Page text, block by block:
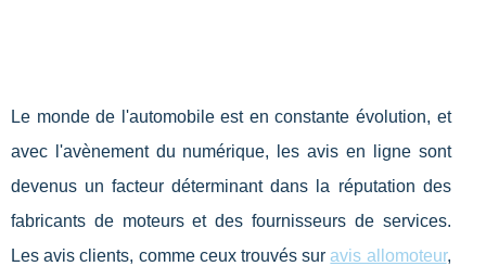
Le monde de l'automobile est en constante évolution, et
avec l'avènement du numérique, les avis en ligne sont
devenus un facteur déterminant dans la réputation des
fabricants de moteurs et des fournisseurs de services.
Les avis clients, comme ceux trouvés suravis allomoteur,